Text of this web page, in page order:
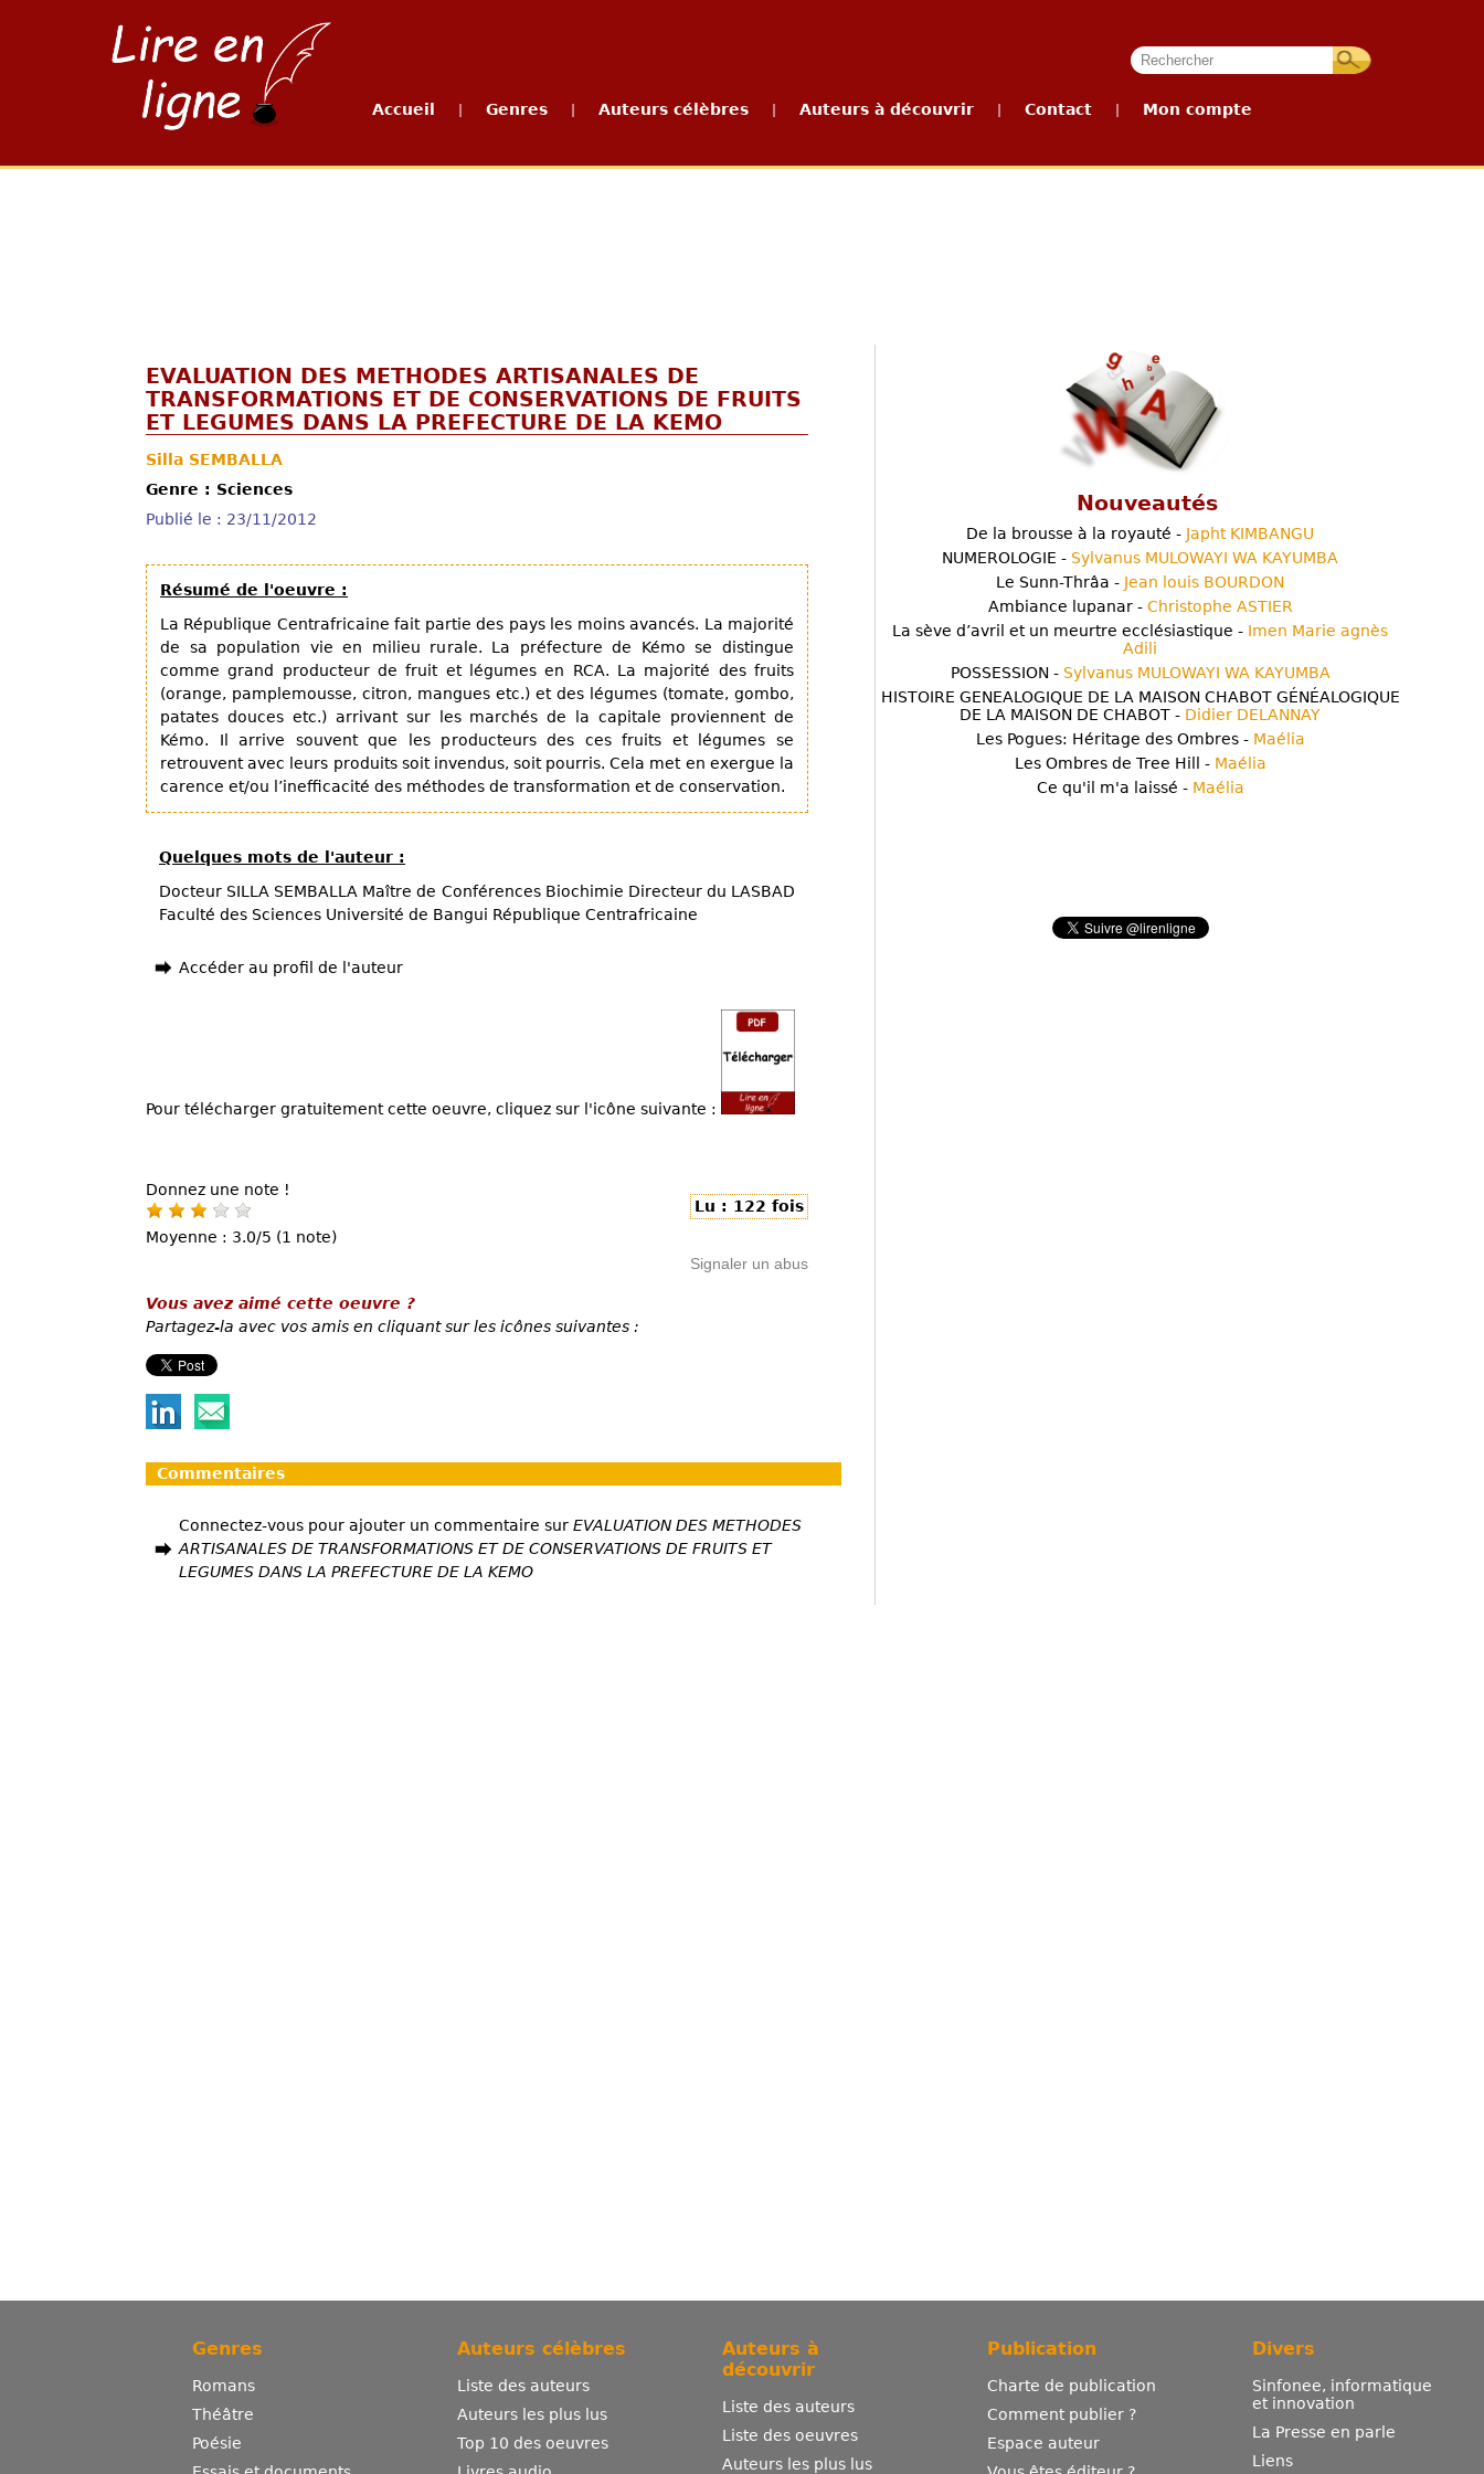
Accueil Genres Auteurs célèbres Auteurs à découvrir Contact Mon compte
EVALUATION DES METHODES ARTISANALES DE
TRANSFORMATIONS ET DE CONSERVATIONS DE FRUITS
ET LEGUMES DANS LA PREFECTURE DE LA KEMO
Silla SEMBALLA
Genre : Sciences
Publié le : 23/11/2012
Résumé de l'oeuvre :
La République Centrafricaine fait partie des pays les moins avancés. La majorité
de sa population vie en milieu rurale. La préfecture de Kémo se distingue
comme grand producteur de fruit et légumes en RCA. La majorité des fruits
(orange, pamplemousse, citron, mangues etc.) et des légumes (tomate, gombo,
patates douces etc.) arrivant sur les marchés de la capitale proviennent de
Kémo. Il arrive souvent que les producteurs des ces fruits et légumes se
retrouvent avec leurs produits soit invendus, soit pourris. Cela met en exergue la
carence et/ou l’inefficacité des méthodes de transformation et de conservation.
Quelques mots de l'auteur :
Docteur SILLA SEMBALLA Maître de Conférences Biochimie Directeur du LASBAD
Faculté des Sciences Université de Bangui République Centrafricaine
Accéder au profil de l'auteur
Pour télécharger gratuitement cette oeuvre, cliquez sur l'icône suivante :
Donnez une note !
Moyenne : 3.0/5 (1 note)
Lu : 122 fois
Signaler un abus
Vous avez aimé cette oeuvre ?
Partagez-la avec vos amis en cliquant sur les icônes suivantes :
Commentaires
Connectez-vous pour ajouter un commentaire sur EVALUATION DES METHODES
ARTISANALES DE TRANSFORMATIONS ET DE CONSERVATIONS DE FRUITS ET
LEGUMES DANS LA PREFECTURE DE LA KEMO
Nouveautés
De la brousse à la royauté - Japht KIMBANGU
NUMEROLOGIE - Sylvanus MULOWAYI WA KAYUMBA
Le Sunn-Thrâa - Jean louis BOURDON
Ambiance lupanar - Christophe ASTIER
La sève d’avril et un meurtre ecclésiastique - Imen Marie agnès
Adili
POSSESSION - Sylvanus MULOWAYI WA KAYUMBA
HISTOIRE GENEALOGIQUE DE LA MAISON CHABOT GÉNÉALOGIQUE
DE LA MAISON DE CHABOT - Didier DELANNAY
Les Pogues: Héritage des Ombres - Maélia
Les Ombres de Tree Hill - Maélia
Ce qu'il m'a laissé - Maélia
Genres
Romans
Théâtre
Poésie
Auteurs célèbres
Liste des auteurs
Auteurs les plus lus
Top 10 des oeuvres
Auteurs à
découvrir
Liste des auteurs
Liste des oeuvres
Auteurs les plus lus
Publication
Charte de publication
Comment publier ?
Espace auteur
Divers
Sinfonee, informatique
et innovation
La Presse en parle
Liens